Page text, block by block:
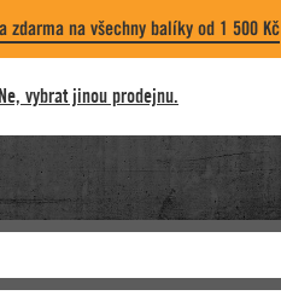
zdarma na všechny balíky od 1 500 Kč
Ne, vybrat jinou prodejnu.